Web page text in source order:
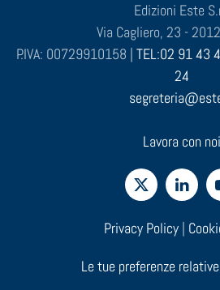
Edizioni Este
Via Cagliero, 23 -
P.IVA: 00729910158 | TEL:02 91 43
24
Lavora con noi
Privacy Policy|
Le tue preferenze